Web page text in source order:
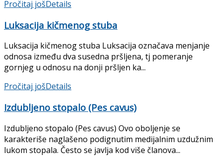
Pročitaj jošDetails
Luksacija kičmenog stuba
Luksacija kičmenog stuba Luksacija označava menjanje
odnosa između dva susedna pršljena, tj pomeranje
gornjeg u odno­su na donji pršljen ka...
Pročitaj jošDetails
Izdubljeno stopalo (Pes cavus)
Izdubljeno stopalo (Pes cavus) Ovo oboljenje se
karakteriše naglašeno podignutim medijalnim uzdužnim
lukom stopala. Često se javlja kod više članova...